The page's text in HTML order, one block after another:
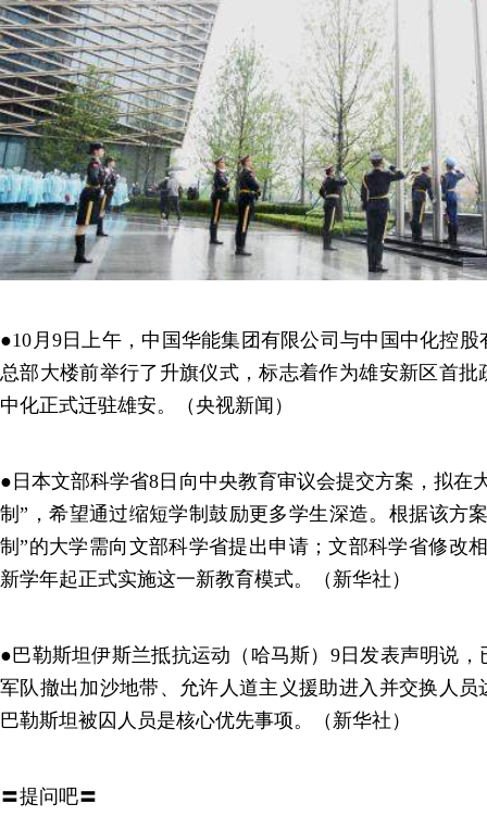
●10月9日上午，中国华能集团有限公司与中国中化控
总部大楼前举行了升旗仪式，标志着作为雄安新区首
中化正式迁驻雄安。（央视新闻）
●日本文部科学省8日向中央教育审议会提交方案，拟在
制”，希望通过缩短学制鼓励更多学生深造。根据该方
制”的大学需向文部科学省提出申请；文部科学省修改
新学年起正式实施这一新教育模式。（新华社）
●巴勒斯坦伊斯兰抵抗运动（哈马斯）9日发表声明说
军队撤出加沙地带、允许人道主义援助进入并交换人
巴勒斯坦被囚人员是核心优先事项。（新华社）
〓提问吧〓